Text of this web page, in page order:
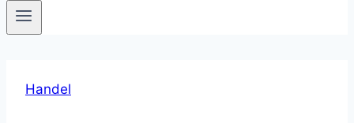
Handel